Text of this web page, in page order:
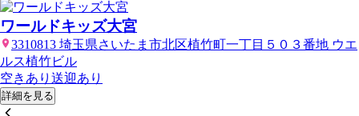
ワールドキッズ大宮
3310813 埼玉県さいたま市北区植竹町一丁目５０３番地 ウエ
ルス植竹ビル
空きあり 送迎あり
詳細を見る